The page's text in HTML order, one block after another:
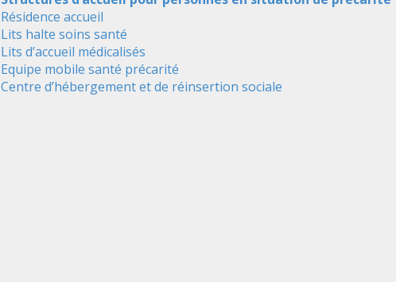
Résidence accueil
Lits halte soins santé
Lits d’accueil médicalisés
Equipe mobile santé précarité
Centre d’hébergement et de réinsertion sociale